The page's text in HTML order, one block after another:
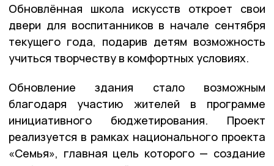
Обновлённая школа искусств откроет свои
двери для воспитанников в начале сентября
текущего года, подарив детям возможность
учиться творчеству в комфортных условиях.
Обновление здания стало возможным
благодаря участию жителей в программе
инициативного бюджетирования. Проект
реализуется в рамках национального проекта
«Семья», главная цель которого — создание